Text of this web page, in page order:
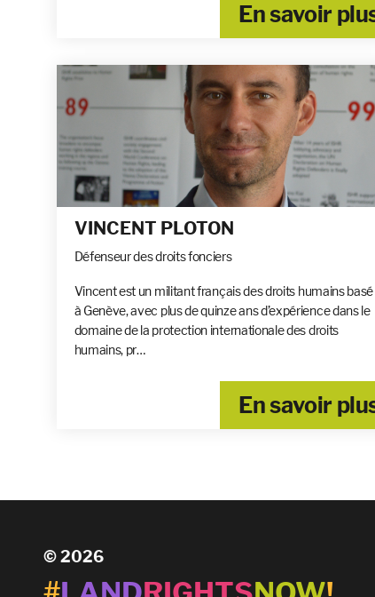
En savoir
VINCENT PLOTON
Défenseur des droits fonciers
Vincent est un militant français des droits humains basé
à Genève, avec plus de quinze ans d’expérience dans le
domaine de la protection internationale des droits
humains, pr…
En savoir
© 2026